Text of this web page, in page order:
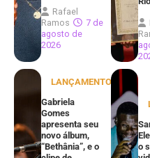
Rafael
Ramos
7 de
agosto de
2026
LANÇAMENTOS
Gabriela
Gomes
apresenta seu
novo álbum,
“Bethânia”, e o
o